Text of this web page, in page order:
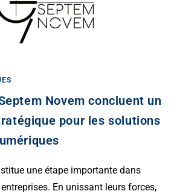
Novem concluent un
pour les solutions
une étape importante dans
En unissant leurs forces,